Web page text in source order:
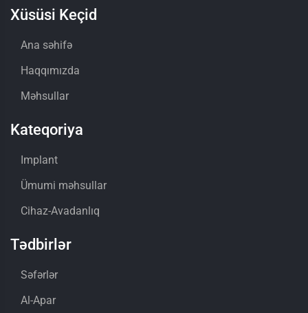
Xüsüsi Keçid
Ana səhifə
Haqqımızda
Məhsullar
Kateqoriya
Implant
Ümumi məhsullar
Cihaz-Avadanlıq
Tədbirlər
Səfərlər
Al-Apar